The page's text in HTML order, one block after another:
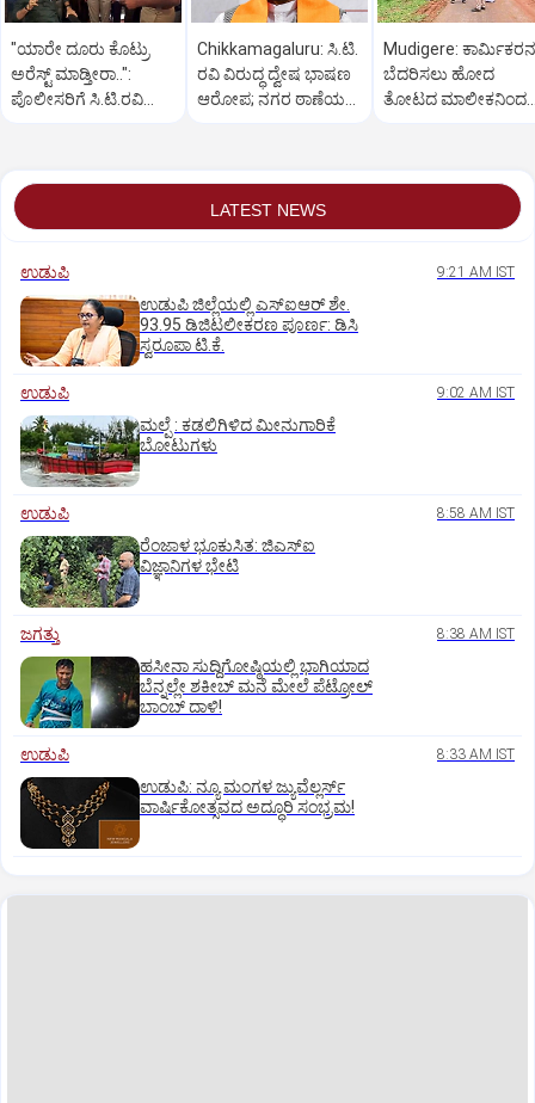
"ಯಾರೇ‌ ದೂರು ಕೊಟ್ರು
ಅರೆಸ್ಟ್ ಮಾಡ್ತೀರಾ..":
ಪೊಲೀಸರಿಗೆ ಸಿ.ಟಿ.ರವಿ
Chikkamagaluru: ಸಿ.ಟಿ.
ರವಿ ವಿರುದ್ಧ ದ್ವೇಷ ಭಾಷಣ
ಆರೋಪ; ನಗರ ಠಾಣೆಯಲ್ಲಿ
Mudigere:
ಬೆದರಿಸಲು ಹೋದ
ತೋಟದ ಮಾಲೀಕನಿಂದ
LATEST NEWS
ಉಡುಪಿ 9:21 AM IST
ಉಡುಪಿ ಜಿಲ್ಲೆಯಲ್ಲಿ ಎಸ್‌ಐಆರ್‌ ಶೇ.
93.95 ಡಿಜಿಟಲೀಕರಣ ಪೂರ್ಣ: ಡಿಸಿ
ಸ್ವರೂಪಾ ಟಿ.ಕೆ.
ಉಡುಪಿ 9:02 AM IST
ಮಲ್ಪೆ : ಕಡಲಿಗಿಳಿದ ಮೀನುಗಾರಿಕೆ
ಬೋಟುಗಳು
ಉಡುಪಿ 8:58 AM IST
ರೆಂಜಾಳ ಭೂಕುಸಿತ: ಜಿಎಸ್‌ಐ
ವಿಜ್ಞಾನಿಗಳ ಭೇಟಿ
ಜಗತ್ತು 8:38 AM IST
ಹಸೀನಾ ಸುದ್ದಿಗೋಷ್ಠಿಯಲ್ಲಿ ಭಾಗಿಯಾದ
ಬೆನ್ನಲ್ಲೇ ಶಕೀಬ್ ಮನೆ ಮೇಲೆ ಪೆಟ್ರೋಲ್
ಬಾಂಬ್ ದಾಳಿ!
ಉಡುಪಿ 8:33 AM IST
ಉಡುಪಿ: ನ್ಯೂ ಮಂಗಳ ಜ್ಯುವೆಲ್ಲರ್ಸ್
ವಾರ್ಷಿಕೋತ್ಸವದ ಅದ್ಧೂರಿ ಸಂಭ್ರಮ!